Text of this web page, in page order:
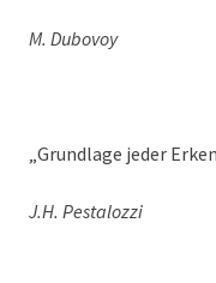
M. Dubovoy
„Grundlage jeder
J.H. Pestalozzi